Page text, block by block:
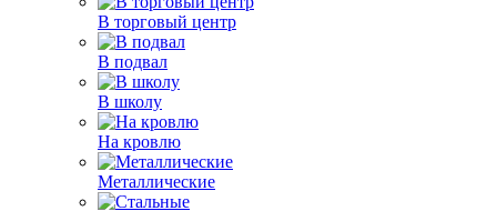
В торговый центр
В подвал
В школу
На кровлю
Металлические